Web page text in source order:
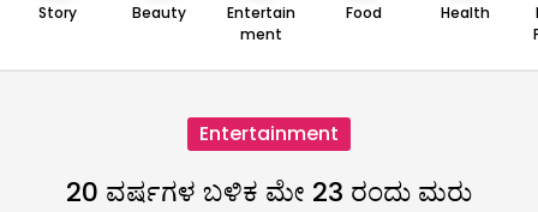
Story Beauty
Entertain
ment
Food Health
Entertainment
20 ವರ್ಷಗಳ ಬಳಿಕ ಮೇ 23 ರಂದು ಮರು